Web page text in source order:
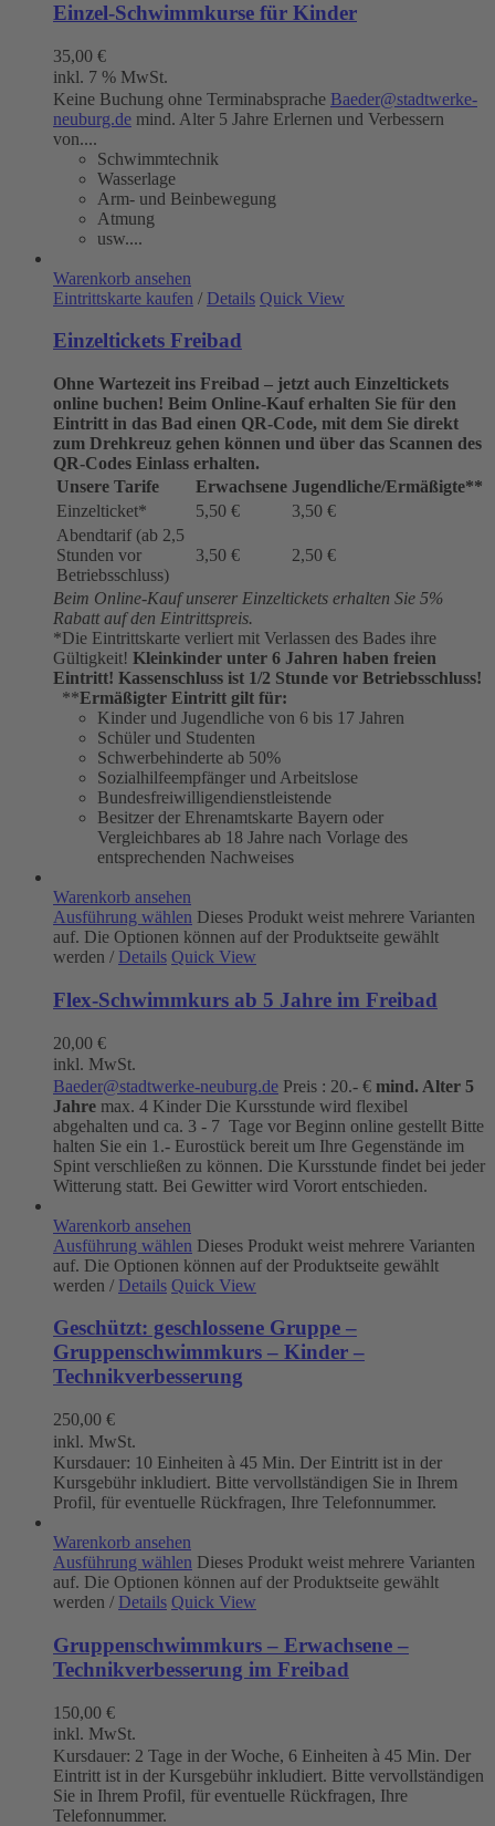
Einzel-Schwimmkurse für Kinder
35,00 €
inkl. 7 % MwSt.
Keine Buchung ohne Terminabsprache Baeder@stadtwerke-
neuburg.de mind. Alter 5 Jahre Erlernen und Verbessern
von....
Schwimmtechnik
Wasserlage
Arm- und Beinbewegung
Atmung
usw....
Warenkorb ansehen
Eintrittskarte kaufen / Details Quick View
Einzeltickets Freibad
Ohne Wartezeit ins Freibad – jetzt auch Einzeltickets
online buchen! Beim Online-Kauf erhalten Sie für den
Eintritt in das Bad einen QR-Code, mit dem Sie direkt
zum Drehkreuz gehen können und über das Scannen des
QR-Codes Einlass erhalten.
Unsere Tarife
Erwachsene Jugendliche/Ermäßigte**
Einzelticket*
5,50 €
3,50 €
Abendtarif (ab 2,5
Stunden vor
Betriebsschluss)
3,50 € 2,50 €
Beim Online-Kauf unserer Einzeltickets erhalten Sie 5%
Rabatt auf den Eintrittspreis.
*Die Eintrittskarte verliert mit Verlassen des Bades ihre
Gültigkeit! Kleinkinder unter 6 Jahren haben freien
Eintritt! Kassenschluss ist 1/2 Stunde vor Betriebsschluss!
**Ermäßigter Eintritt gilt für:
Kinder und Jugendliche von 6 bis 17 Jahren
Schüler und Studenten
Schwerbehinderte ab 50%
Sozialhilfeempfänger und Arbeitslose
Bundesfreiwilligendienstleistende
Besitzer der Ehrenamtskarte Bayern oder
Vergleichbares ab 18 Jahre nach Vorlage des
entsprechenden Nachweises
Warenkorb ansehen
Ausführung wählen Dieses Produkt weist mehrere Varianten
auf. Die Optionen können auf der Produktseite gewählt
werden / Details Quick View
Flex-Schwimmkurs ab 5 Jahre im Freibad
20,00 €
inkl. MwSt.
Baeder@stadtwerke-neuburg.de Preis : 20.- € mind. Alter 5
Jahre max. 4 Kinder Die Kursstunde wird flexibel
abgehalten und ca. 3 - 7 Tage vor Beginn online gestellt Bitte
halten Sie ein 1.- Eurostück bereit um Ihre Gegenstände im
Spint verschließen zu können. Die Kursstunde findet bei jeder
Witterung statt. Bei Gewitter wird Vorort entschieden.
Warenkorb ansehen
Ausführung wählen Dieses Produkt weist mehrere Varianten
auf. Die Optionen können auf der Produktseite gewählt
werden / Details Quick View
Geschützt: geschlossene Gruppe –
Gruppenschwimmkurs – Kinder –
Technikverbesserung
250,00 €
inkl. MwSt.
Kursdauer: 10 Einheiten à 45 Min. Der Eintritt ist in der
Kursgebühr inkludiert. Bitte vervollständigen Sie in Ihrem
Profil, für eventuelle Rückfragen, Ihre Telefonnummer.
Warenkorb ansehen
Ausführung wählen Dieses Produkt weist mehrere Varianten
auf. Die Optionen können auf der Produktseite gewählt
werden / Details Quick View
Gruppenschwimmkurs – Erwachsene –
Technikverbesserung im Freibad
150,00 €
inkl. MwSt.
Kursdauer: 2 Tage in der Woche, 6 Einheiten à 45 Min. Der
Eintritt ist in der Kursgebühr inkludiert. Bitte vervollständigen
Sie in Ihrem Profil, für eventuelle Rückfragen, Ihre
Telefonnummer.